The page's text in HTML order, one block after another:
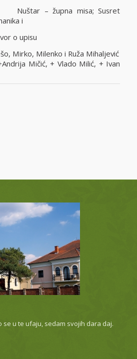
– župna misa; Susret
i
Milenko i Ruža Mihaljević
Mičić, + Vlado Milić, + Ivan
se u te ufaju, sedam svojih dara daj.